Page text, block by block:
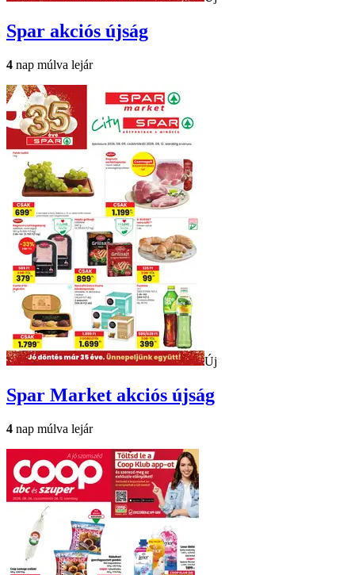
Spar akciós újság
4 nap múlva lejár
Új
Spar Market akciós újság
4 nap múlva lejár